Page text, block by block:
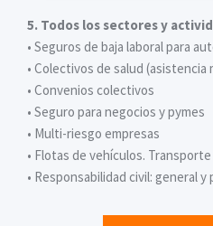
5. Todos los sectores y
• Seguros de baja laboral para
• Colectivos de salud
• Convenios colectivos
• Seguro para negocios y pymes
• Multi-riesgo empresas
• Flotas de vehículos.
• Responsabilidad civil: general